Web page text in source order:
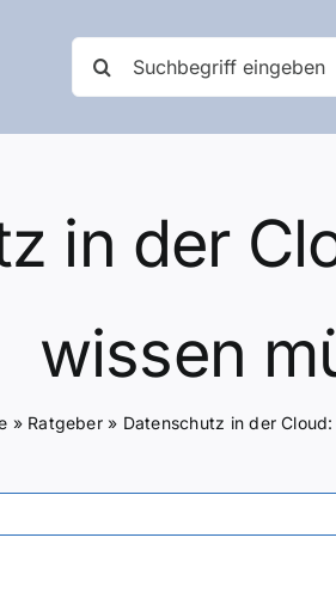
nach:
in der
wissen
» Ratgeber» Datenschutz in der